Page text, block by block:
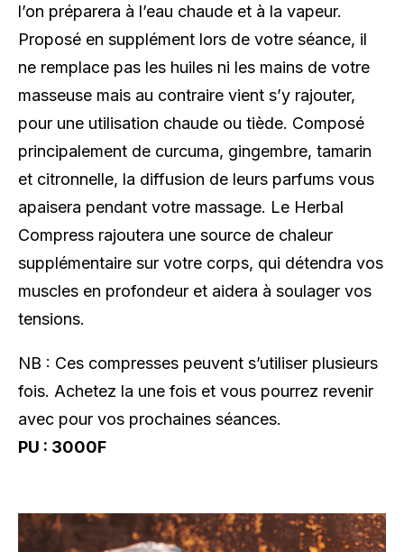
l’on préparera à l’eau chaude et à la vapeur.
Proposé en supplément lors de votre séance, il
ne remplace pas les huiles ni les mains de votre
masseuse mais au contraire vient s’y rajouter,
pour une utilisation chaude ou tiède. Composé
principalement de curcuma, gingembre, tamarin
et citronnelle, la diffusion de leurs parfums vous
apaisera pendant votre massage. Le Herbal
Compress rajoutera une source de chaleur
supplémentaire sur votre corps, qui détendra vos
muscles en profondeur et aidera à soulager vos
tensions.
NB : Ces compresses peuvent s’utiliser plusieurs
fois. Achetez la une fois et vous pourrez revenir
avec pour vos prochaines séances.
PU : 3000F